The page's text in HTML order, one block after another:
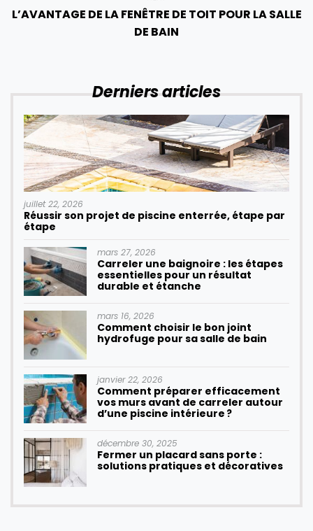
L’AVANTAGE DE LA FENÊTRE DE TOIT POUR LA SALLE
DE BAIN
Derniers articles
juillet 22, 2026
Réussir son projet de piscine enterrée, étape par
étape
mars 27, 2026
Carreler une baignoire : les étapes
essentielles pour un résultat
durable et étanche
mars 16, 2026
Comment choisir le bon joint
hydrofuge pour sa salle de bain
janvier 22, 2026
Comment préparer efficacement
vos murs avant de carreler autour
d’une piscine intérieure ?
décembre 30, 2025
Fermer un placard sans porte :
solutions pratiques et décoratives